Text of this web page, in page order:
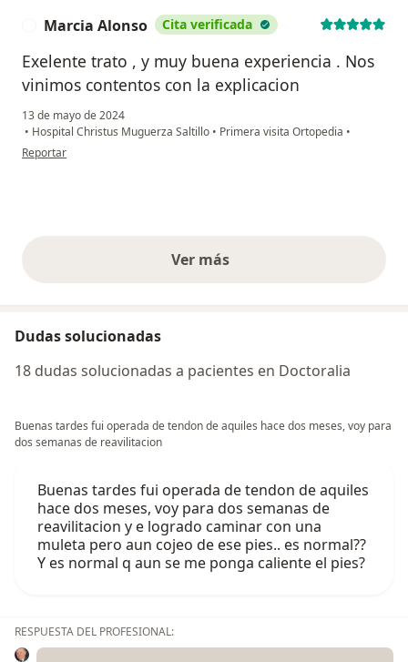
Marcia Alonso Cita verificada
Exelente trato , y muy buena experiencia . Nos
vinimos contentos con la explicacion
13 de mayo de 2024
• Hospital Christus Muguerza Saltillo • Primera visita Ortopedia •
en opinión del usuario Marcia Alonso
Reportar
Ver másopiniones anteriores
Dudas solucionadas
18 dudas solucionadas a pacientes en Doctoralia
Buenas tardes fui operada de tendon de aquiles hace dos meses, voy para
dos semanas de reavilitacion
Buenas tardes fui operada de tendon de aquiles
hace dos meses, voy para dos semanas de
reavilitacion y e logrado caminar con una
muleta pero aun cojeo de ese pies.. es normal??
Y es normal q aun se me ponga caliente el pies?
RESPUESTA DEL PROFESIONAL: